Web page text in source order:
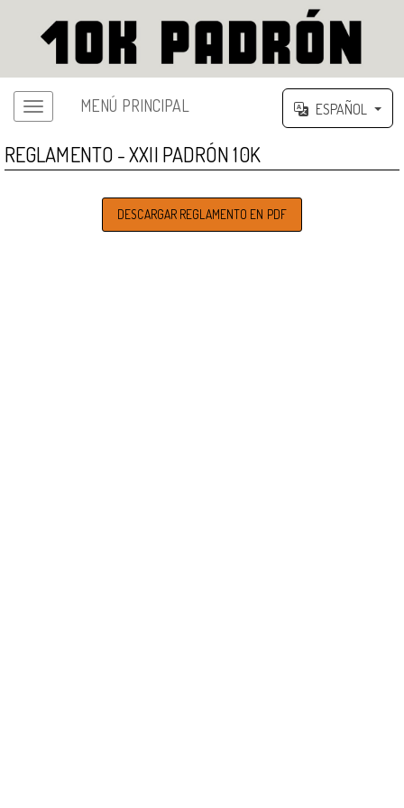
Menú principalMENÚ PRINCIPAL ESPAÑOL
REGLAMENTO - XXII PADRÓN 10K
DESCARGAR REGLAMENTO EN PDF